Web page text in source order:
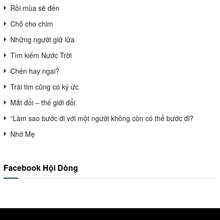
Rồi mùa sẽ đến
Chỗ cho chim
Những người giữ lửa
Tìm kiếm Nước Trời
Chén hay ngai?
Trái tim cũng có ký ức
Mắt đổi – thế giới đổi
“Làm sao bước đi với một người không còn có thể bước đi?
Nhớ Mẹ
Facebook Hội Dòng